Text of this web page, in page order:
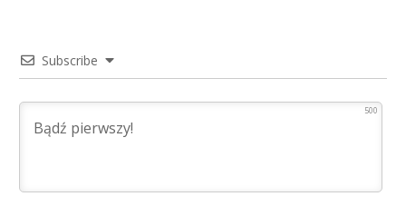
Subscribe
500